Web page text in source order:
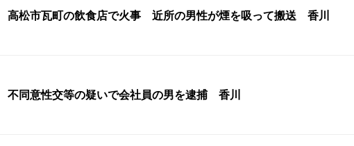
高松市瓦町の飲食店で火事 近所の男性が煙を吸って搬送 香川
不同意性交等の疑いで会社員の男を逮捕 香川